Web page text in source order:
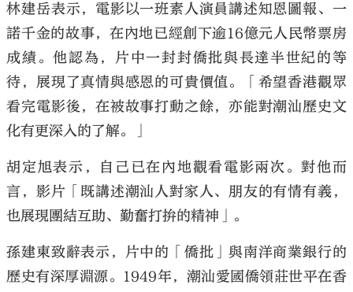
林建岳表示，電影以一班素人演員講述知恩圖報、一
諾千金的故事，在內地已經創下逾16億元人民幣票房
成績。他認為，片中一封封僑批與長達半世紀的等
待，展現了真情與感恩的可貴價值。「希望香港觀眾
看完電影後，在被故事打動之餘，亦能對潮汕歷史文
化有更深入的了解。」
胡定旭表示，自己已在內地觀看電影兩次。對他而
言，影片「既講述潮汕人對家人、朋友的有情有義，
也展現團結互助、勤奮打拚的精神」。
孫建東致辭表示，片中的「僑批」與南洋商業銀行的
歷史有深厚淵源。1949年，潮汕愛國僑領莊世平在香